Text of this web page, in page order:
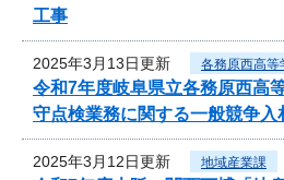
工事
2025年3月13日更新 各務原西高等
令和7年度岐阜県立各務原西高
守点検業務に関する一般競争入
2025年3月12日更新 地域産業課